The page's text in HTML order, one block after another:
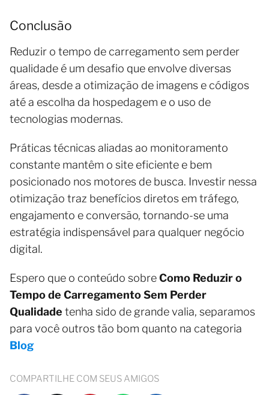
Conclusão
Reduzir o tempo de carregamento sem perder
qualidade é um desafio que envolve diversas
áreas, desde a otimização de imagens e códigos
até a escolha da hospedagem e o uso de
tecnologias modernas.
Práticas técnicas aliadas ao monitoramento
constante mantêm o site eficiente e bem
posicionado nos motores de busca. Investir nessa
otimização traz benefícios diretos em tráfego,
engajamento e conversão, tornando-se uma
estratégia indispensável para qualquer negócio
digital.
Espero que o conteúdo sobreComo Reduzir o
Tempo de Carregamento Sem Perder
Qualidade tenha sido de grande valia, separamos
para você outros tão bom quanto na categoria
Blog
COMPARTILHE COM SEUS AMIGOS